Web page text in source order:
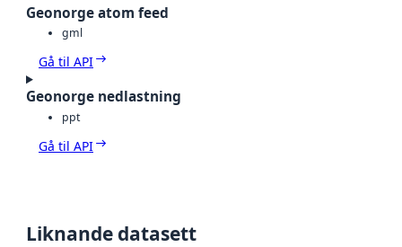
Geonorge atom feed
gml
Gå til API
Geonorge nedlastning
ppt
Gå til API
Liknande datasett